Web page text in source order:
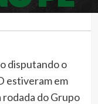
disputando o
estiveram em
rodada do Grupo